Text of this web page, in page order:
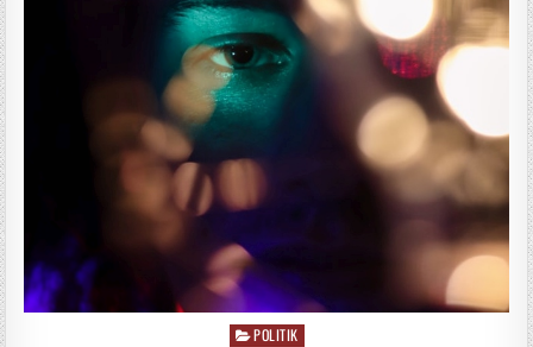
Posted
POLITIK